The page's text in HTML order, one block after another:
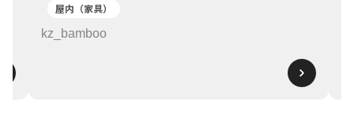
屋内（家具）
kz_bamboo